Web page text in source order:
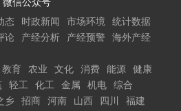
微信公众号
态 时政新闻 市场环境
统计数据
论 产经分析 产经预警
海外产经
教育 农业 文化 消费 能源
健康
轻工 化工 金属 机电
综合
乡 招商 河南 山西 四川
福建